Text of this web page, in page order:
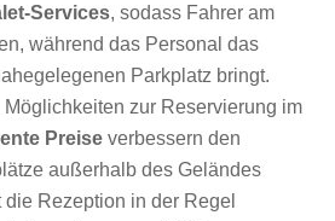
Services, sodass Fahrer am
während das Personal das
Parkplatz bringt.
zur Reservierung im
Preise verbessern den
außerhalb des Geländes
Rezeption in der Regel